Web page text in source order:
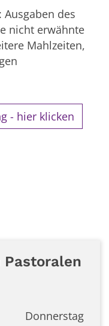
des
nicht erwähnte
Mahlzeiten,
- hier klicken
Donnerstag